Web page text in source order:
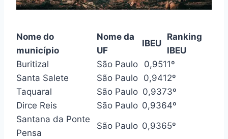
Nome do
município
Nome da
UF
IBEU
Ranking
IBEU
Buritizal
São Paulo 0,9511º
Santa Salete
São Paulo 0,9412º
Taquaral
São Paulo 0,9373º
Dirce Reis
São Paulo 0,9364º
Santana da Ponte
Pensa
São Paulo 0,9365º